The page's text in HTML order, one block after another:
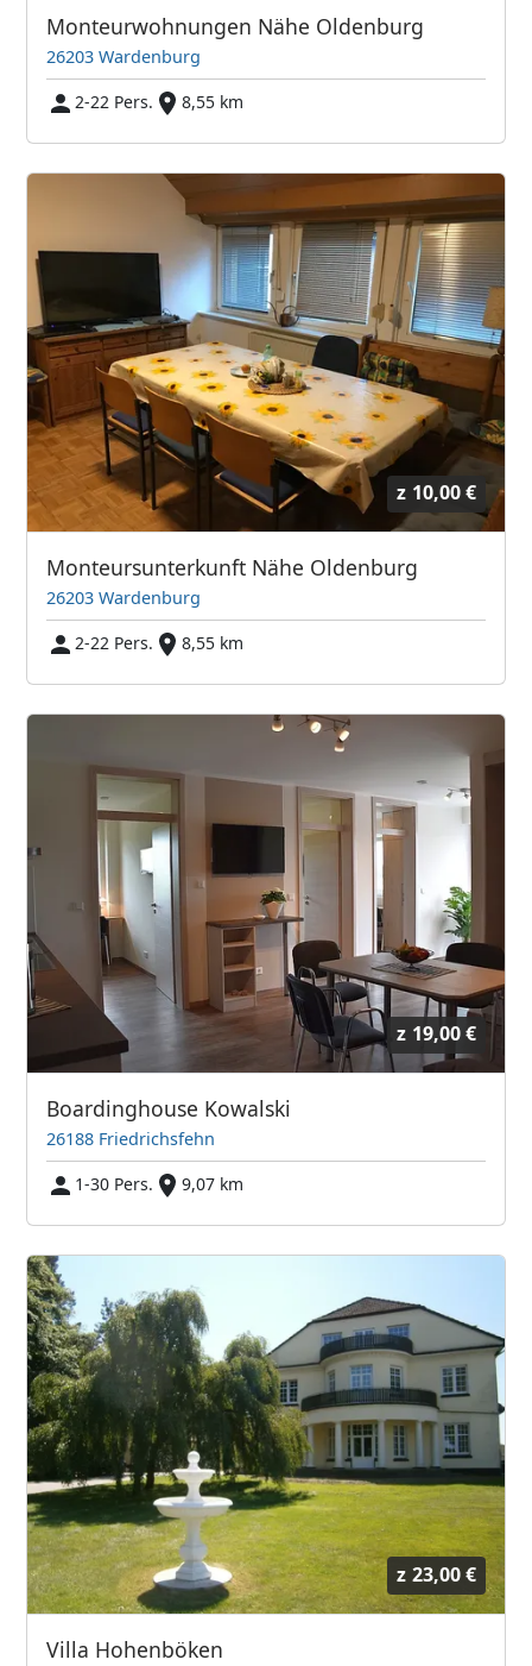
Monteurwohnungen Nähe Oldenburg
26203 Wardenburg
2-22 Pers.
8,55 km
z 10,00 €
Monteursunterkunft Nähe Oldenburg
26203 Wardenburg
2-22 Pers.
8,55 km
z 19,00 €
Boardinghouse Kowalski
26188 Friedrichsfehn
1-30 Pers.
9,07 km
z 23,00 €
Villa Hohenböken